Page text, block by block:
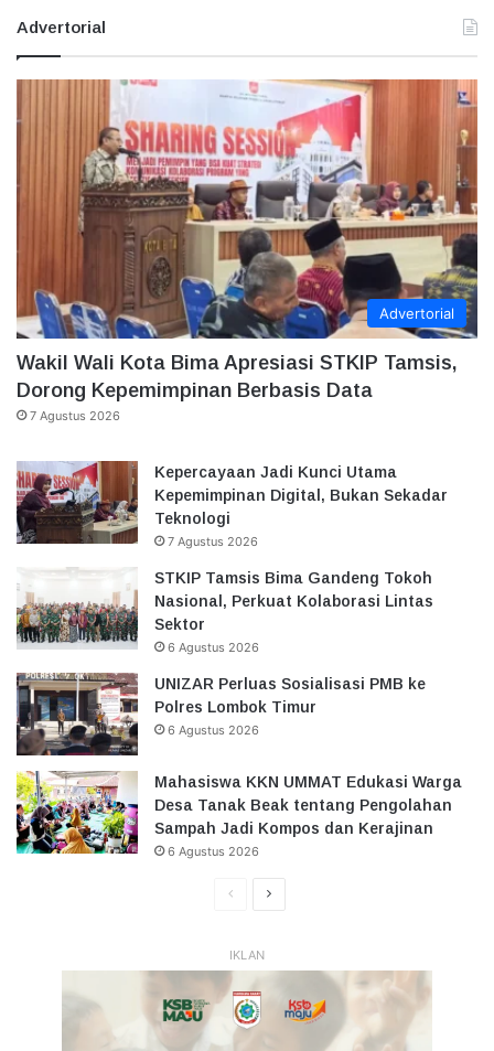
Advertorial
Advertorial
Wakil Wali Kota Bima Apresiasi STKIP Tamsis,
Dorong Kepemimpinan Berbasis Data
7 Agustus 2026
Kepercayaan Jadi Kunci Utama
Kepemimpinan Digital, Bukan Sekadar
Teknologi
7 Agustus 2026
STKIP Tamsis Bima Gandeng Tokoh
Nasional, Perkuat Kolaborasi Lintas
Sektor
6 Agustus 2026
UNIZAR Perluas Sosialisasi PMB ke
Polres Lombok Timur
6 Agustus 2026
Mahasiswa KKN UMMAT Edukasi Warga
Desa Tanak Beak tentang Pengolahan
Sampah Jadi Kompos dan Kerajinan
6 Agustus 2026
HalamanHalaman
IKLAN